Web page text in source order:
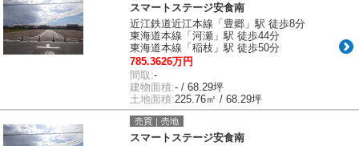
スマートステージ安食南
近江鉄道近江本線「豊郷」駅 徒歩8分
東海道本線「河瀬」駅 徒歩44分
東海道本線「稲枝」駅 徒歩50分
785.3626万円
間取:-
建物面積:- / 68.29坪
土地面積:225.76㎡ / 68.29坪
売買｜売地
スマートステージ安食南